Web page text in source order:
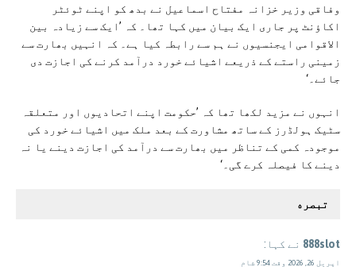
وفاقی وزیر خزانہ مفتاح اسماعیل نے بدھ کو اپنے ٹوئٹر
اکاؤنٹ پر جاری ایک بیان میں کہا تھا۔ کہ ’ایک سے زیادہ بین
الاقوامی ایجنسیوں نے ہم سے رابطہ کیا ہے۔ کہ انہیں بھارت سے
زمینی راستے کے ذریعے اشیائے خورد درآمد کرنے کی اجازت دی
جائے۔‘
انہوں نے مزید لکھا تھا کہ ’حکومت اپنے اتحادیوں اور متعلقہ
سٹیک ہولڈرز کے ساتھ مشاورت کے بعد ملک میں اشیائے خورد کی
موجودہ کمی کے تناظر میں بھارت سے درآمد کی اجازت دینے یا نہ
دینے کا فیصلہ کرے گی۔‘
تبصره
888slot نے کہا:
اپریل 26, 2026 وقت 9:54 شام